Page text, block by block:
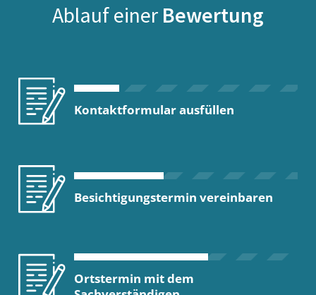
Ablauf einer Bewertung
Kontaktformular ausfüllen
Besichtigungstermin vereinbaren
Ortstermin mit dem